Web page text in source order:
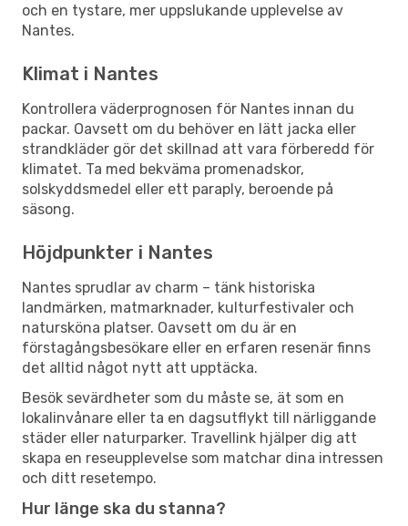
och en tystare, mer uppslukande upplevelse av
Nantes.
Klimat i Nantes
Kontrollera väderprognosen för Nantes innan du
packar. Oavsett om du behöver en lätt jacka eller
strandkläder gör det skillnad att vara förberedd för
klimatet. Ta med bekväma promenadskor,
solskyddsmedel eller ett paraply, beroende på
säsong.
Höjdpunkter i Nantes
Nantes sprudlar av charm – tänk historiska
landmärken, matmarknader, kulturfestivaler och
natursköna platser. Oavsett om du är en
förstagångsbesökare eller en erfaren resenär finns
det alltid något nytt att upptäcka.
Besök sevärdheter som du måste se, ät som en
lokalinvånare eller ta en dagsutflykt till närliggande
städer eller naturparker. Travellink hjälper dig att
skapa en reseupplevelse som matchar dina intressen
och ditt resetempo.
Hur länge ska du stanna?